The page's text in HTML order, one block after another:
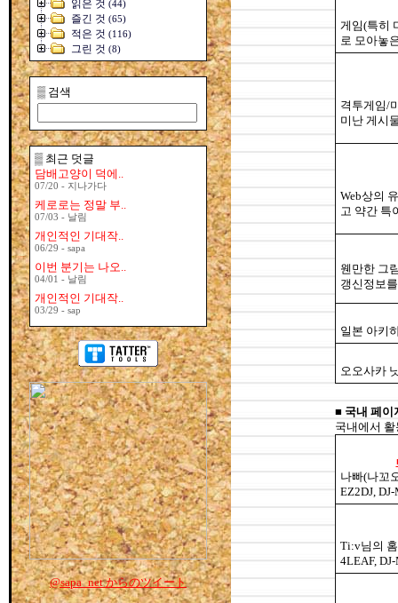
읽은 것 (44)
즐긴 것 (65)
적은 것 (116)
그린 것 (8)
▒ 검색
▒ 최근 덧글
담배고양이 덕에..
07/20 - 지나가다
케로로는 정말 부..
07/03 - 날림
개인적인 기대작..
06/29 - sapa
이번 분기는 나오..
04/01 - 날림
개인적인 기대작..
03/29 - sap
@sapa_net からのツイート
게임(특히
로 모아놓
격투게임/
미난 게시
Web상의
고 약간 특
웬만한 그
갱신정보
일본 아키
오오사카
■ 국내 페이
국내에서
나빠(나꼬
EZ2DJ,
Ti:v님의
4LEAF,